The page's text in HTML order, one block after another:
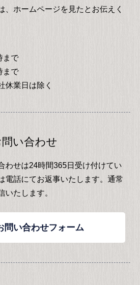
、ホームページを見たとお伝えく
まで
まで
休業日は除く
い合わせ
わせは24時間365日受け付けてい
電話にてお返事いたします。通常
いたします。
問い合わせフォーム